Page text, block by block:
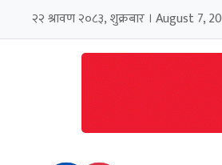
२२ श्रावण २०८३, शुक्रबार । August 7,